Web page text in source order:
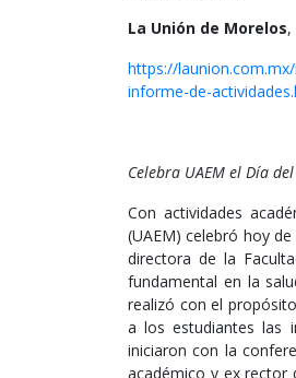
La Unión de Morelos,
https://
informe-de-
Celebra UAEM el Día
Con actividades
(UAEM) celebró hoy
directora de la
fundamental en la
realizó con el
a los estudiantes las
iniciaron con la
académico y ex rector